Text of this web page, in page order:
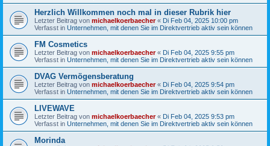
Herzlich Willkommen noch mal in dieser Rubrik hier
Letzter Beitrag von michaelkoerbaecher« Di Feb 04, 2025 10:00 pm
Verfasst in Unternehmen, mit denen Sie im Direktvertrieb aktiv sein können
FM Cosmetics
Letzter Beitrag von michaelkoerbaecher« Di Feb 04, 2025 9:55 pm
Verfasst in Unternehmen, mit denen Sie im Direktvertrieb aktiv sein können
DVAG Vermögensberatung‎
Letzter Beitrag von michaelkoerbaecher« Di Feb 04, 2025 9:54 pm
Verfasst in Unternehmen, mit denen Sie im Direktvertrieb aktiv sein können
LIVEWAVE
Letzter Beitrag von michaelkoerbaecher« Di Feb 04, 2025 9:53 pm
Verfasst in Unternehmen, mit denen Sie im Direktvertrieb aktiv sein können
Morinda